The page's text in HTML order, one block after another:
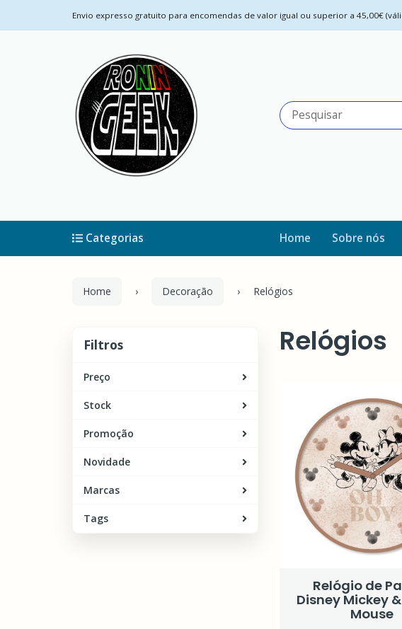
Envio expresso gratuito para encomendas de valor igual ou superior a 45,00€
Home Sobre nós
Categorias
Home Decoração Relógios
Filtros
Preço
Stock
Promoção
Novidade
Marcas
Tags
Relógios
Relógio de
Disney Mickey
Mouse